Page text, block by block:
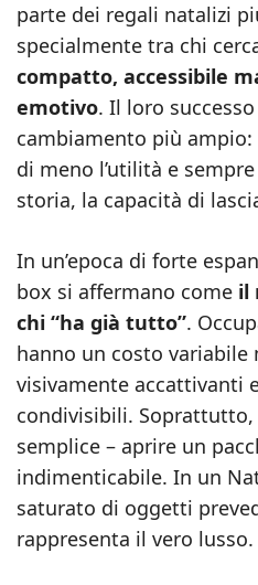
parte dei regali natalizi
specialmente tra chi
compatto, accessibile
emotivo. Il loro
cambiamento più
di meno l’utilità e sempre
storia, la capacità di
In un’epoca di forte
box si affermano come il
chi “ha già tutto”.
hanno un costo variabile
visivamente accattivanti
condivisibili.
semplice – aprire un
indimenticabile. In un
saturato di oggetti
rappresenta il vero lusso.